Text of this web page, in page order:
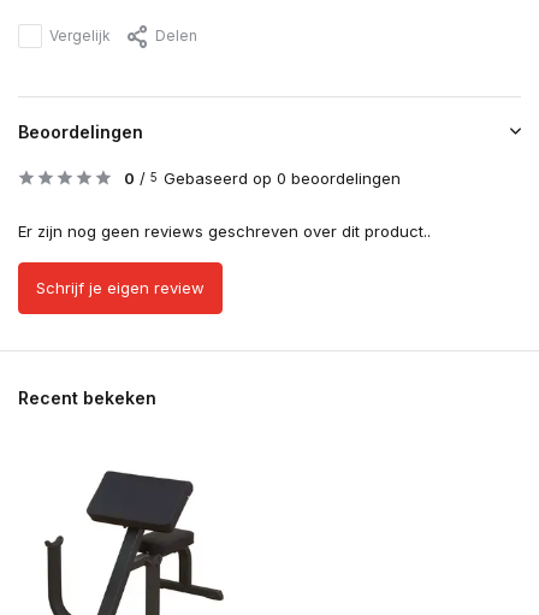
Vergelijk Delen
Beoordelingen
0 / 5 Gebaseerd op 0 beoordelingen
Er zijn nog geen reviews geschreven over dit product..
Schrijf je eigen review
Recent bekeken